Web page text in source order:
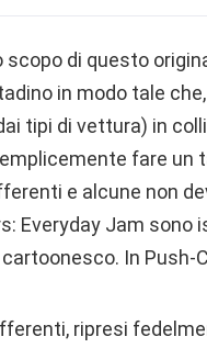
scopo di questo
in modo tale
tipi di vettura) in
fare un
e alcune non
Everyday Jam
In Push-
ripresi